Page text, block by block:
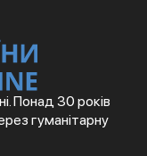
Понад 30 років
гуманітарну